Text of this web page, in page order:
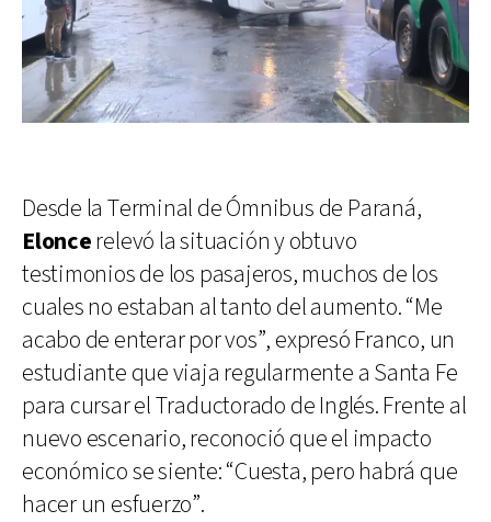
Desde la Terminal de Ómnibus de Paraná,
Eloncerelevó la situación y obtuvo
testimonios de los pasajeros, muchos de los
cuales no estaban al tanto del aumento. “Me
acabo de enterar por vos”, expresó Franco, un
estudiante que viaja regularmente a Santa Fe
para cursar el Traductorado de Inglés. Frente al
nuevo escenario, reconoció que el impacto
económico se siente: “Cuesta, pero habrá que
hacer un esfuerzo”.